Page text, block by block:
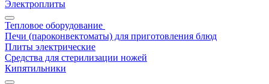
Электроплиты
Тепловое оборудование
Печи (пароконвектоматы) для приготовления блюд
Плиты электрические
Средства для стерилизации ножей
Кипятильники